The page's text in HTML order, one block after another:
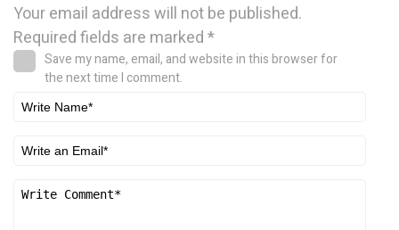
Your email address will not be published.
Required fields are marked*
Save my name, email, and website in this browser for
the next time I comment.